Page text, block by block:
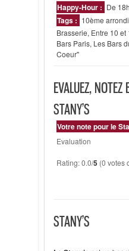
Happy-Hour : De
Tags : 10ème
Brasserie, Entre 10 et
Bars Paris, Les Bars
Coeur"
EVALUEZ, NOTEZ
STANY’S
Votre note pour le
Evaluation
Rating: 0.0/5 (0 votes
STANY’S